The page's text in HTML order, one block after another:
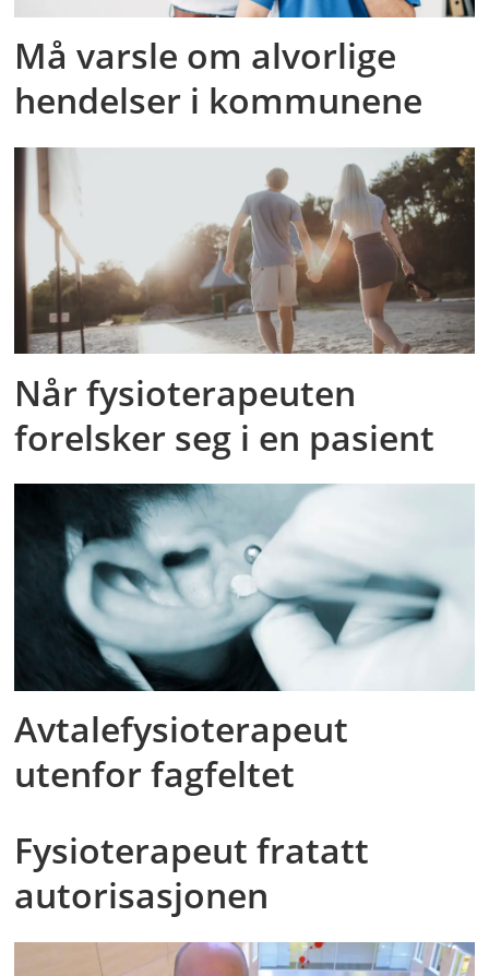
Må varsle om alvorlige
hendelser i kommunene
Når fysioterapeuten
forelsker seg i en pasient
Avtalefysioterapeut
utenfor fagfeltet
Fysioterapeut fratatt
autorisasjonen